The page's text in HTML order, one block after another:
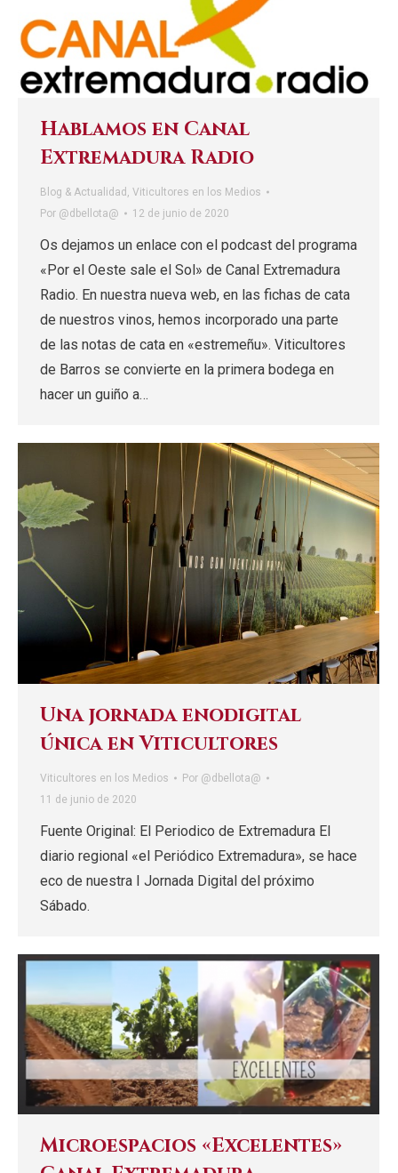
Hablamos en Canal
Extremadura Radio
Blog & Actualidad , Viticultores en los Medios
Por @dbellota@ 12 de junio de 2020
Os dejamos un enlace con el podcast del programa
«Por el Oeste sale el Sol» de Canal Extremadura
Radio. En nuestra nueva web, en las fichas de cata
de nuestros vinos, hemos incorporado una parte
de las notas de cata en «estremeñu». Viticultores
de Barros se convierte en la primera bodega en
hacer un guiño a…
Una jornada enodigital
única en Viticultores
Viticultores en los Medios Por @dbellota@
11 de junio de 2020
Fuente Original: El Periodico de Extremadura El
diario regional «el Periódico Extremadura», se hace
eco de nuestra I Jornada Digital del próximo
Sábado.
Microespacios «Excelentes»